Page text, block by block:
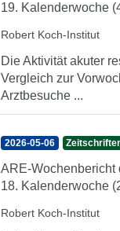
19. Kalenderwoche
Robert Koch-Institut
Die Aktivität akuter
Vergleich zur
Arztbesuche ...
2026-05-06
ARE-Wochenbericht
18. Kalenderwoche
Robert Koch-Institut